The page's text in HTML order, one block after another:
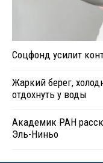
Соцфонд усилит
Жаркий берег,
отдохнуть у воды
Академик РАН
Эль-Ниньо